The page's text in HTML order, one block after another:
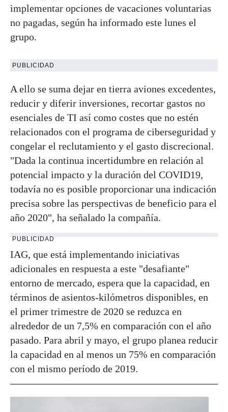
implementar opciones de vacaciones voluntarias
no pagadas, según ha informado este lunes el
grupo.
PUBLICIDAD
A ello se suma dejar en tierra aviones excedentes,
reducir y diferir inversiones, recortar gastos no
esenciales de TI así como costes que no estén
relacionados con el programa de ciberseguridad y
congelar el reclutamiento y el gasto discrecional.
"Dada la continua incertidumbre en relación al
potencial impacto y la duración del COVID19,
todavía no es posible proporcionar una indicación
precisa sobre las perspectivas de beneficio para el
año 2020", ha señalado la compañía.
PUBLICIDAD
IAG, que está implementando iniciativas
adicionales en respuesta a este "desafiante"
entorno de mercado, espera que la capacidad, en
términos de asientos-kilómetros disponibles, en
el primer trimestre de 2020 se reduzca en
alrededor de un 7,5% en comparación con el año
pasado. Para abril y mayo, el grupo planea reducir
la capacidad en al menos un 75% en comparación
con el mismo período de 2019.